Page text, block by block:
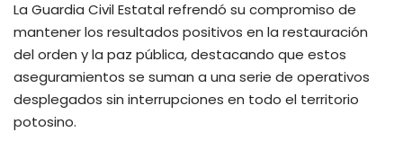
La Guardia Civil Estatal refrendó su compromiso de
mantener los resultados positivos en la restauración
del orden y la paz pública, destacando que estos
aseguramientos se suman a una serie de operativos
desplegados sin interrupciones en todo el territorio
potosino.